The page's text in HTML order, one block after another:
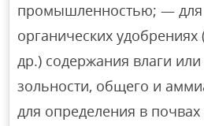
промышленностью; — для
органических удобрениях
др.) содержания влаги или
зольности, общего и
для определения в